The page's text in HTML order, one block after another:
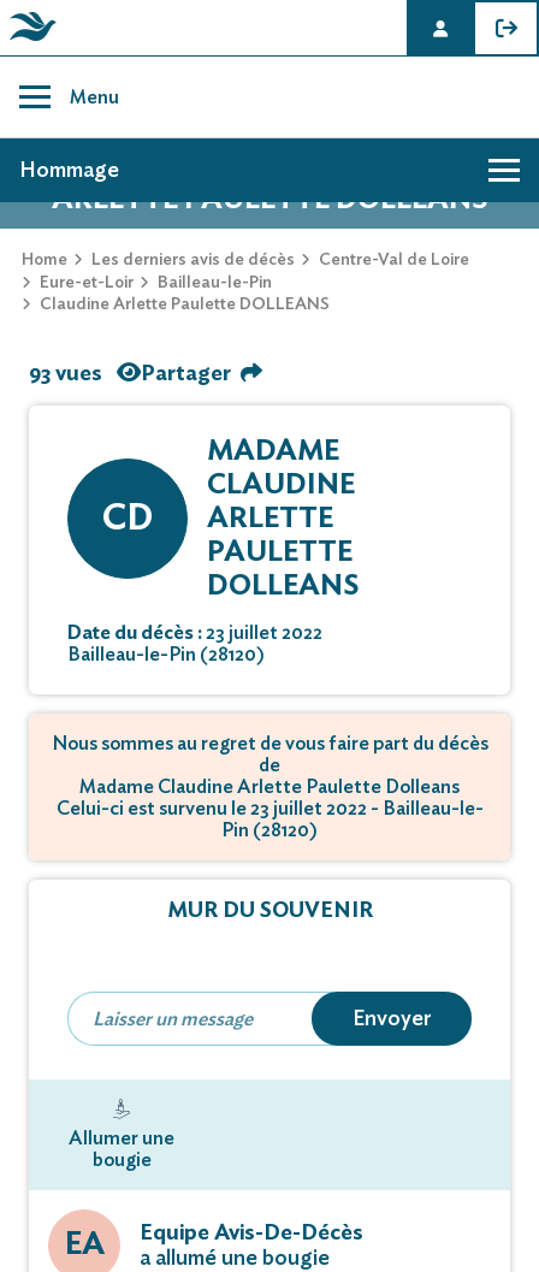
content
Menu
AVIS DE DÉCÈS DE CLAUDINE
ARLETTE PAULETTE DOLLEANS
Home Les derniers avis de décès
Centre-Val de Loire
Eure-et-Loir
Bailleau-le-Pin
Claudine Arlette Paulette DOLLEANS
Hommage
93 vues Partager
CD
MADAME
CLAUDINE
ARLETTE
PAULETTE
DOLLEANS
Date du décès :23 juillet 2022
Bailleau-le-Pin (28120)
Nous sommes au regret de vous faire part du décès
de
Madame Claudine Arlette Paulette Dolleans
Celui-ci est survenu le 23 juillet 2022 - Bailleau-le-
Pin (28120)
MUR DU SOUVENIR
Envoyer
Allumer une
bougie
EA
Equipe Avis-De-Décès
a allumé une bougie